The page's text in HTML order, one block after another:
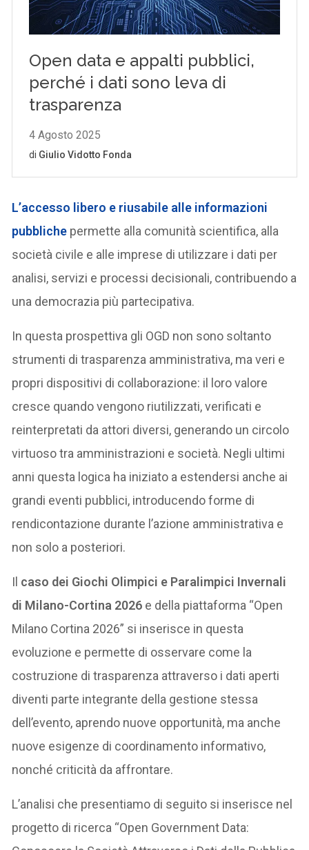
L’accesso libero e riusabile alle informazioni
pubbliche permette alla comunità scientifica, alla
società civile e alle imprese di utilizzare i dati per
analisi, servizi e processi decisionali, contribuendo a
una democrazia più partecipativa.
In questa prospettiva gli OGD non sono soltanto
strumenti di trasparenza amministrativa, ma veri e
propri dispositivi di collaborazione: il loro valore
cresce quando vengono riutilizzati, verificati e
reinterpretati da attori diversi, generando un circolo
virtuoso tra amministrazioni e società. Negli ultimi
anni questa logica ha iniziato a estendersi anche ai
grandi eventi pubblici, introducendo forme di
rendicontazione durante l’azione amministrativa e
non solo a posteriori.
Il caso dei Giochi Olimpici e Paralimpici Invernali
di Milano-Cortina 2026 e della piattaforma “Open
Milano Cortina 2026” si inserisce in questa
evoluzione e permette di osservare come la
costruzione di trasparenza attraverso i dati aperti
diventi parte integrante della gestione stessa
dell’evento, aprendo nuove opportunità, ma anche
nuove esigenze di coordinamento informativo,
nonché criticità da affrontare.
L’analisi che presentiamo di seguito si inserisce nel
progetto di ricerca “Open Government Data: